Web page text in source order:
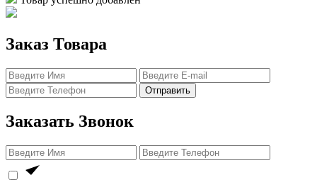
Заказ Товара
Отправить
Заказать Звонок